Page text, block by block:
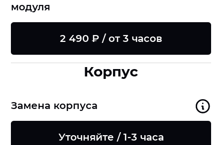
модуля
2 490 ₽ / от 3 часов
Корпус
Замена корпуса
Уточняйте / 1-3 часа